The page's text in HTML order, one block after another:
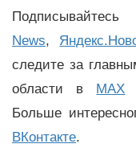
News,
следите за
области в MAX
Больше
ВКонтакте.